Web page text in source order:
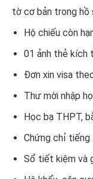
tờ cơ bản trong hồ
Hộ chiếu còn
01 ảnh thẻ kích
Đơn xin visa
Thư mời nhập
Học bạ THPT,
Chứng chỉ tiếng
Sổ tiết kiệm và